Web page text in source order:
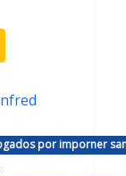
por imporner